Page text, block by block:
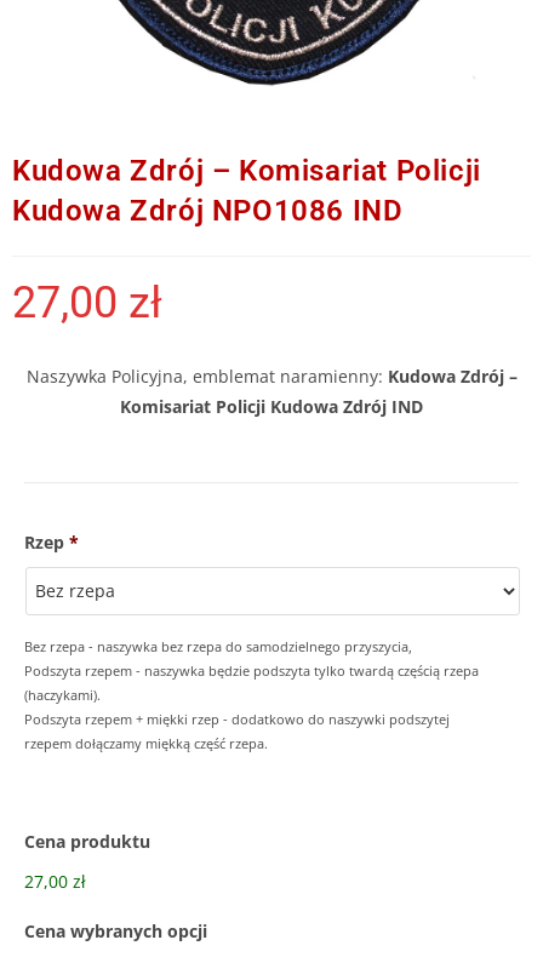
Kudowa Zdrój – Komisariat Policji
Kudowa Zdrój NPO1086 IND
27,00 zł
Naszywka Policyjna, emblemat naramienny: Kudowa Zdrój –
Komisariat Policji Kudowa Zdrój IND
Rzep *
Bez rzepa - naszywka bez rzepa do samodzielnego przyszycia,
Podszyta rzepem - naszywka będzie podszyta tylko twardą częścią rzepa
(haczykami).
Podszyta rzepem + miękki rzep - dodatkowo do naszywki podszytej
rzepem dołączamy miękką część rzepa.
Cena produktu
27,00 zł
Cena wybranych opcji